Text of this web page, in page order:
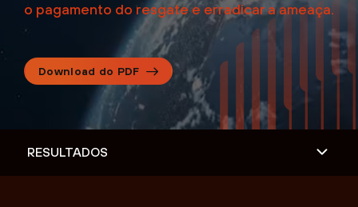
o pagamento do resgate e erradicar a ameaça.
Download do PDF